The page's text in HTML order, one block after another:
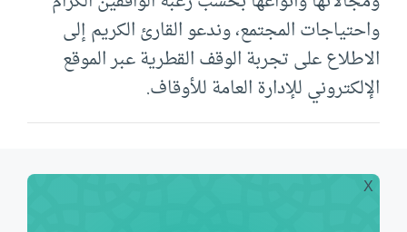
واﺣﺘﻴﺎﺟﺎت اﻟﻤﺠﺘﻤﻊ، وﻧﺪﻋﻮ اﻟﻘﺎرئ اﻟﻜﺮﻳﻢ إﻟﻰ
اﻻﻃﻼع ﻋﻠﻰ ﺗﺠﺮﺑﺔ اﻟﻮﻗﻒ اﻟﻘﻄﺮﻳﺔ ﻋﺒﺮ اﻟﻤﻮﻗﻊ
اﻹﻟﻜﺘﺮوﻧﻲ ﻟﻺدارة اﻟﻌﺎﻣﺔ ﻟﻸوﻗﺎف.
X